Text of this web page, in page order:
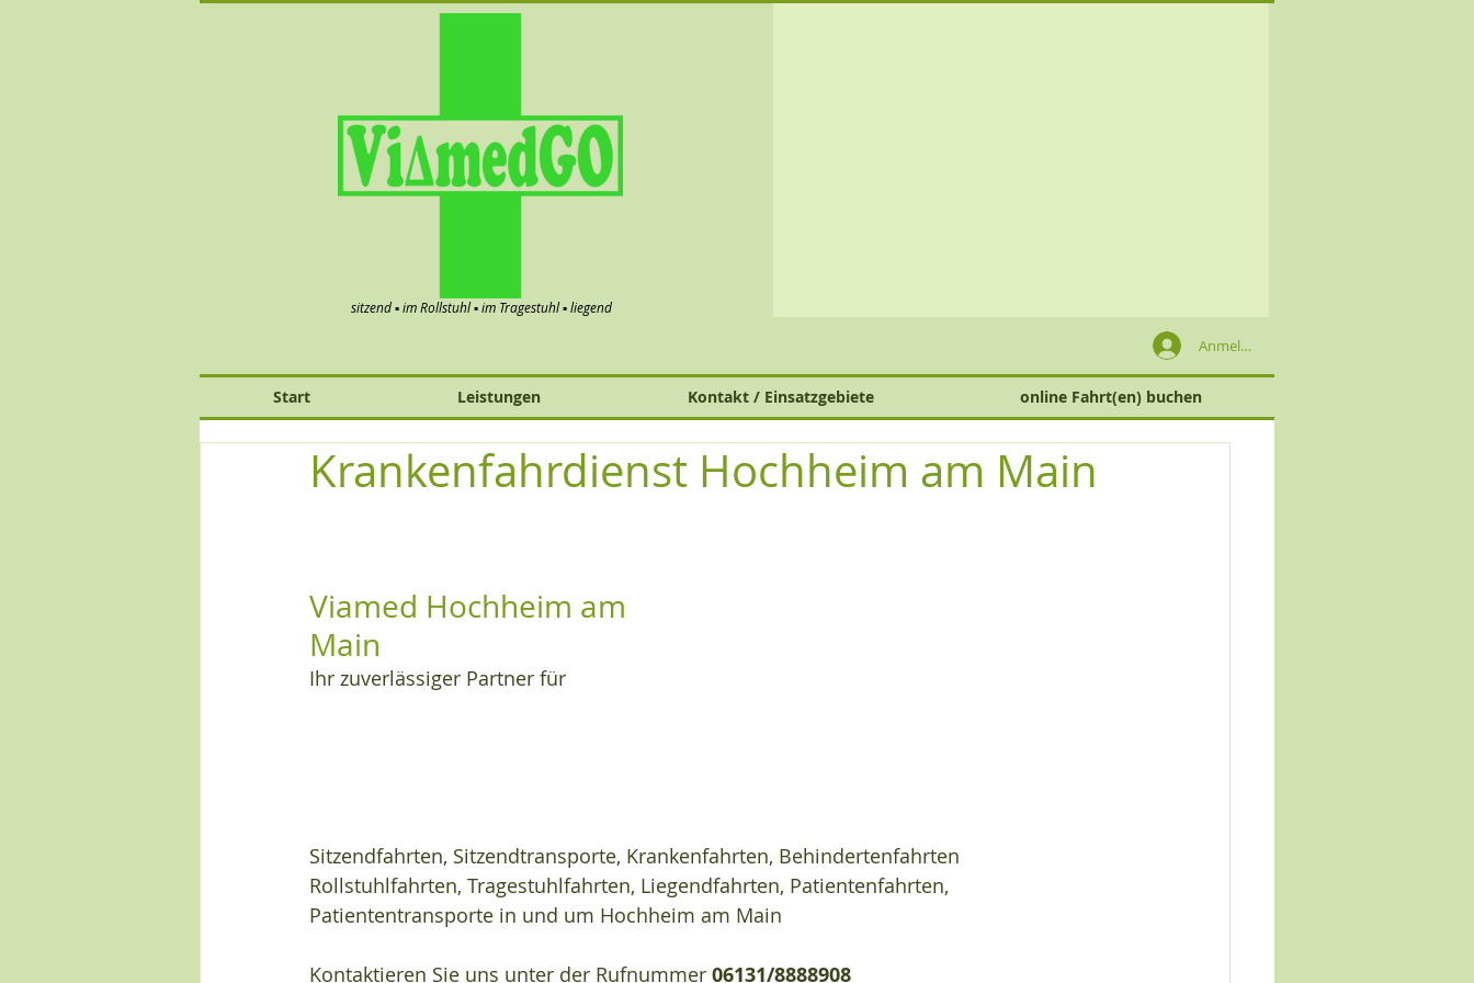
sitzend ▪ im Rollstuhl ▪ im Tragestuhl ▪ liegend
Anmelden
Start Leistungen Kontakt / Einsatzgebiete online Fahrt(en) buchen
Krankenfahrdienst Hochheim am Main
Viamed Hochheim am
Main
Ihr zuverlässiger Partner für
Sitzendfahrten, Sitzendtransporte, Krankenfahrten, Behindertenfahrten
Rollstuhlfahrten, Tragestuhlfahrten, Liegendfahrten, Patientenfahrten,
Patiententransporte in und um Hochheim am Main
Kontaktieren Sie uns unter der Rufnummer 06131/8888908